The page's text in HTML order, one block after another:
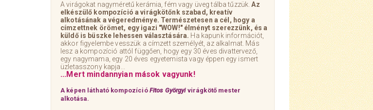
A virágokat nagyméretű kerámia, fém vagy üveg tálba tűzzük.Az
elkészülő kompozíció a virágkötőnk szabad, kreatív
alkotásának a végeredménye. Természetesen a cél, hogy a
címzettnek örömet, egy igazi "WOW!" élményt szerezzünk, és a
küldő is büszke lehessen választására. Ha kapunk információt,
akkor figyelembe vesszük a címzett személyét, az alkalmat. Más
lesz a kompozíció attól függően, hogy egy 30 éves divattervező,
egy nagymama, egy 20 éves egyetemista vagy éppen egy ismert
üzletasszony kapja...
...Mert mindannyian mások vagyunk!
A képen látható kompozíció Fitos Györgyivirágkötő mester
alkotása.